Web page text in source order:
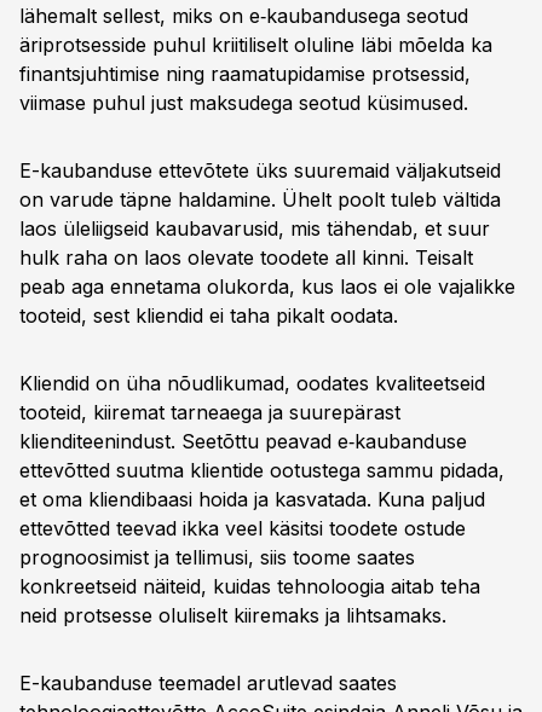
lähemalt sellest, miks on e‑kaubandusega seotud
äriprotsesside puhul kriitiliselt oluline läbi mõelda ka
finantsjuhtimise ning raamatupidamise protsessid,
viimase puhul just maksudega seotud küsimused.
E-kaubanduse ettevõtete üks suuremaid väljakutseid
on varude täpne haldamine. Ühelt poolt tuleb vältida
laos üleliigseid kaubavarusid, mis tähendab, et suur
hulk raha on laos olevate toodete all kinni. Teisalt
peab aga ennetama olukorda, kus laos ei ole vajalikke
tooteid, sest kliendid ei taha pikalt oodata.
Kliendid on üha nõudlikumad, oodates kvaliteetseid
tooteid, kiiremat tarneaega ja suurepärast
klienditeenindust. Seetõttu peavad e‑kaubanduse
ettevõtted suutma klientide ootustega sammu pidada,
et oma kliendibaasi hoida ja kasvatada. Kuna paljud
ettevõtted teevad ikka veel käsitsi toodete ostude
prognoosimist ja tellimusi, siis toome saates
konkreetseid näiteid, kuidas tehnoloogia aitab teha
neid protsesse oluliselt kiiremaks ja lihtsamaks.
E-kaubanduse teemadel arutlevad saates